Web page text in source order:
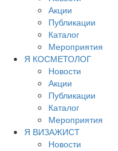
Акции
Публикации
Каталог
Мероприятия
Я КОСМЕТОЛОГ
Новости
Акции
Публикации
Каталог
Мероприятия
Я ВИЗАЖИСТ
Новости